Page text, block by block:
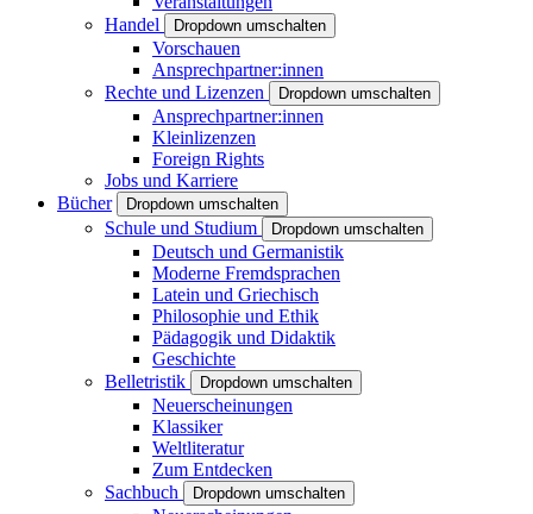
Handel
Dropdown umschalten
Vorschauen
Ansprechpartner:innen
Rechte und Lizenzen
Dropdown umschalten
Ansprechpartner:innen
Kleinlizenzen
Foreign Rights
Jobs und Karriere
Bücher
Dropdown umschalten
Schule und Studium Dropdown umschalten
Deutsch und Germanistik
Moderne Fremdsprachen
Latein und Griechisch
Philosophie und Ethik
Pädagogik und Didaktik
Geschichte
Belletristik
Dropdown umschalten
Neuerscheinungen
Klassiker
Weltliteratur
Zum Entdecken
Sachbuch
Dropdown umschalten